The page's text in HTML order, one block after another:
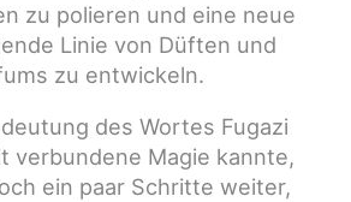
zu polieren und eine neue
Linie von Düften und
zu entwickeln.
des Wortes Fugazi
verbundene Magie kannte,
ein paar Schritte weiter,